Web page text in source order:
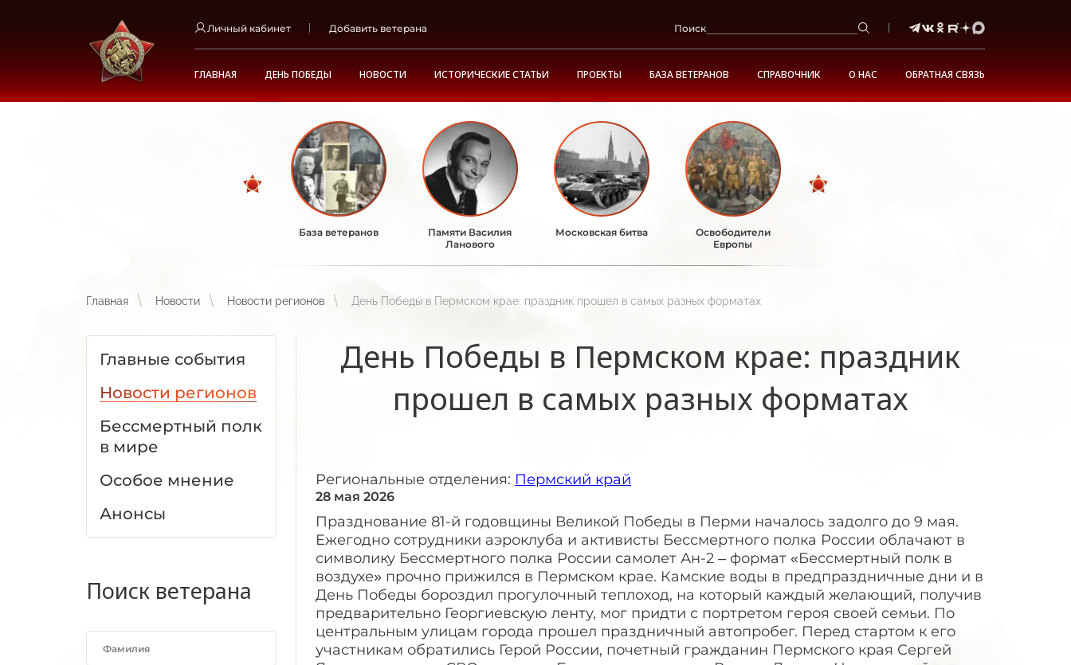
Личный кабинет Добавить ветерана Поиск
ГЛАВНАЯ ДЕНЬ ПОБЕДЫ НОВОСТИ ИСТОРИЧЕСКИЕ СТАТЬИ ПРОЕКТЫ БАЗА ВЕТЕРАНОВ СПРАВОЧНИК О НАС ОБРАТНАЯ СВЯЗЬ
База ветеранов
Памяти Василия
Ланового
Московская битва
Освободители
Европы
Главная Новости Новости регионов День Победы в Пермском крае: праздник прошел в самых разных форматах
Главные события
Новости регионов
Бессмертный полк
в мире
Особое мнение
Анонсы
Поиск ветерана
День Победы в Пермском крае: праздник
прошел в самых разных форматах
Региональные отделения: Пермский край
28 мая 2026
Празднование 81-й годовщины Великой Победы в Перми началось задолго до 9 мая.
Ежегодно сотрудники аэроклуба и активисты Бессмертного полка России облачают в
символику Бессмертного полка России самолет Ан-2 – формат «Бессмертный полк в
воздухе» прочно прижился в Пермском крае. Камские воды в предпраздничные дни и в
День Победы бороздил прогулочный теплоход, на который каждый желающий, получив
предварительно Георгиевскую ленту, мог придти с портретом героя своей семьи. По
центральным улицам города прошел праздничный автопробег. Перед стартом к его
участникам обратились Герой России, почетный гражданин Пермского края Сергей